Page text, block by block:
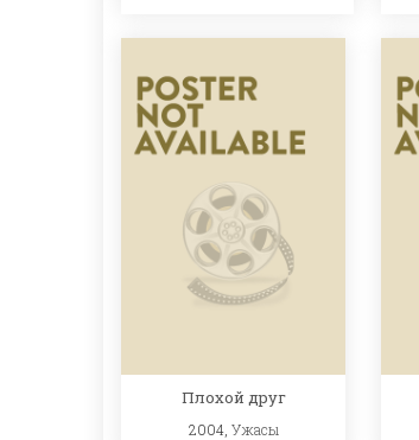
Плохой друг
2004, Ужасы